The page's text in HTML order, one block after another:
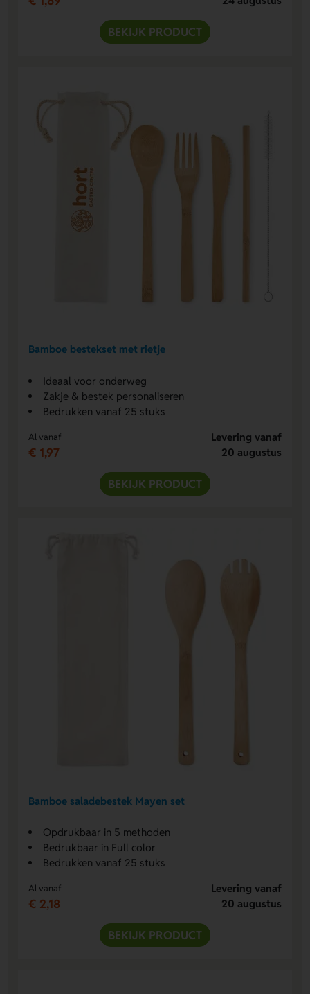
BEKIJK PRODUCT
Bamboe bestekset met rietje
Ideaal voor onderweg
Zakje & bestek personaliseren
Bedrukken vanaf 25 stuks
Al vanaf
€ 1,97
Levering vanaf
20 augustus
BEKIJK PRODUCT
Bamboe saladebestek Mayen set
Opdrukbaar in 5 methoden
Bedrukbaar in Full color
Bedrukken vanaf 25 stuks
Al vanaf
€ 2,18
Levering vanaf
20 augustus
BEKIJK PRODUCT